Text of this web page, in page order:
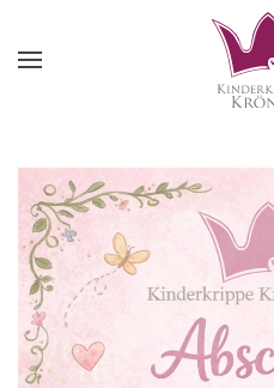
Zum Hauptinhalt springen